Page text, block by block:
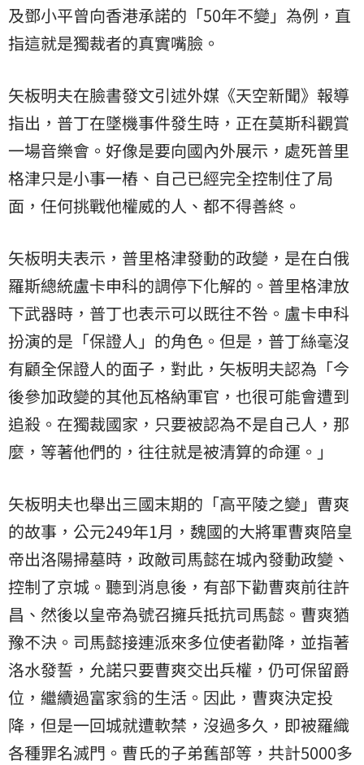
及鄧小平曾向香港承諾的「50年不變」為例，直
指這就是獨裁者的真實嘴臉。
矢板明夫在臉書發文引述外媒《天空新聞》報導
指出，普丁在墜機事件發生時，正在莫斯科觀賞
一場音樂會。好像是要向國內外展示，處死普里
格津只是小事一樁、自己已經完全控制住了局
面，任何挑戰他權威的人、都不得善終。
矢板明夫表示，普里格津發動的政變，是在白俄
羅斯總統盧卡申科的調停下化解的。普里格津放
下武器時，普丁也表示可以既往不咎。盧卡申科
扮演的是「保證人」的角色。但是，普丁絲毫沒
有顧全保證人的面子，對此，矢板明夫認為「今
後參加政變的其他瓦格納軍官，也很可能會遭到
追殺。在獨裁國家，只要被認為不是自己人，那
麼，等著他們的，往往就是被清算的命運。」
矢板明夫也舉出三國末期的「高平陵之變」曹爽
的故事，公元249年1月，魏國的大將軍曹爽陪皇
帝出洛陽掃墓時，政敵司馬懿在城內發動政變、
控制了京城。聽到消息後，有部下勸曹爽前往許
昌、然後以皇帝為號召擁兵抵抗司馬懿。曹爽猶
豫不決。司馬懿接連派來多位使者勸降，並指著
洛水發誓，允諾只要曹爽交出兵權，仍可保留爵
位，繼續過富家翁的生活。因此，曹爽決定投
降，但是一回城就遭軟禁，沒過多久，即被羅織
各種罪名滅門。曹氏的子弟舊部等，共計5000多